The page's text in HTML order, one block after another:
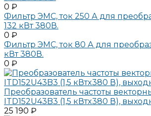
0 ₽
Фильтр ЭМС, ток 250 А для
132 кВт 380В.
0 ₽
Фильтр ЭМС, ток 80 А для
кВт 380В.
0 ₽
Преобразователь частоты
ITD152U43B3 (1,5 кВтx380 В),
25 190 ₽